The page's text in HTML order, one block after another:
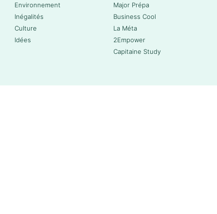
Environnement
Inégalités
Culture
Idées
Major Prépa
Business Cool
La Méta
2Empower
Capitaine Study